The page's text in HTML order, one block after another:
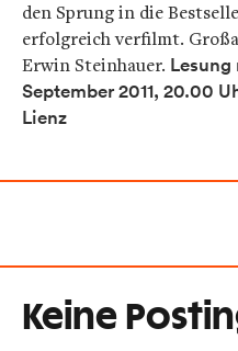
den Sprung in die
erfolgreich verfilmt.
Erwin Steinhauer.
September 2011, 20.00
Lienz
Keine